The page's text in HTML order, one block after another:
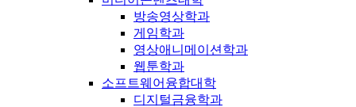
방송영상학과
게임학과
영상애니메이션학과
웹툰학과
소프트웨어융합대학
디지털금융학과